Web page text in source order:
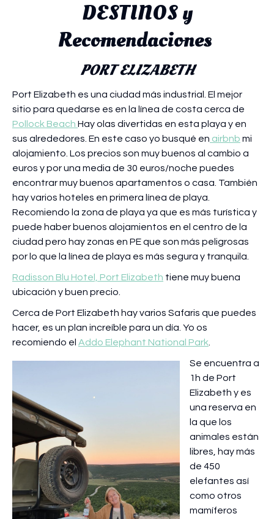
DESTINOS y
Recomendaciones
PORT ELIZABETH
Port Elizabeth es una ciudad más industrial. El mejor
sitio para quedarse es en la línea de costa cerca de
Pollock Beach Hay olas divertidas en esta playa y en
sus alrededores. En este caso yo busqué en airbnb mi
alojamiento. Los precios son muy buenos al cambio a
euros y por una media de 30 euros/noche puedes
encontrar muy buenos apartamentos o casa. También
hay varios hoteles en primera línea de playa.
Recomiendo la zona de playa ya que es más turística y
puede haber buenos alojamientos en el centro de la
ciudad pero hay zonas en PE que son más peligrosas
por lo que la línea de playa es más segura y tranquila.
Radisson Blu Hotel, Port Elizabeth tiene muy buena
ubicación y buen precio.
Cerca de Port Elizabeth hay varios Safaris que puedes
hacer, es un plan increíble para un día. Yo os
recomiendo el Addo Elephant National Park
Se encuentra a
1h de Port
Elizabeth y es
una reserva en
la que los
animales están
libres, hay más
de 450
elefantes así
como otros
mamíferos